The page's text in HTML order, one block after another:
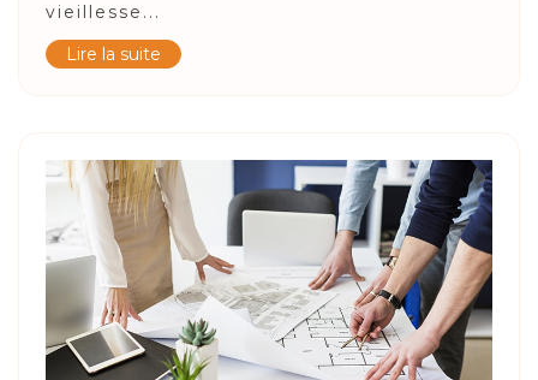
vieillesse...
Lire la suite